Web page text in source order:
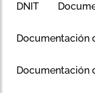
DNIT
Documentación
Documentación